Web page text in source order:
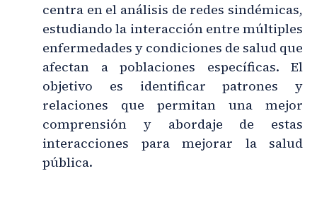
centra en el análisis de redes sindémicas,
estudiando la interacción entre múltiples
enfermedades y condiciones de salud que
afectan a poblaciones específicas. El
objetivo es identificar patrones y
relaciones que permitan una mejor
comprensión y abordaje de estas
interacciones para mejorar la salud
pública.